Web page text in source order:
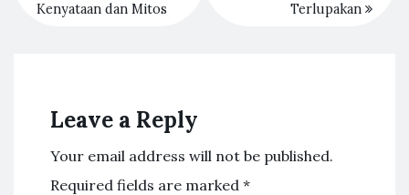
Kenyataan dan Mitos
Terlupakan
Leave a Reply
Your email address will not be published.
Required fields are marked *